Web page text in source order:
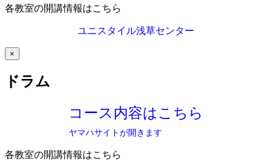
各教室の開講情報はこちら
ユニスタイル浅草センター
×
ドラム
コース内容はこちら
ヤマハサイトが開きます
各教室の開講情報はこちら